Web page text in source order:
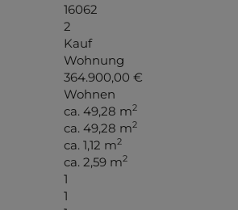
16062
2
Kauf
Wohnung
364.900,00 €
Wohnen
ca. 49,28 m2
ca. 49,28 m2
ca. 1,12 m2
ca. 2,59 m2
1
1